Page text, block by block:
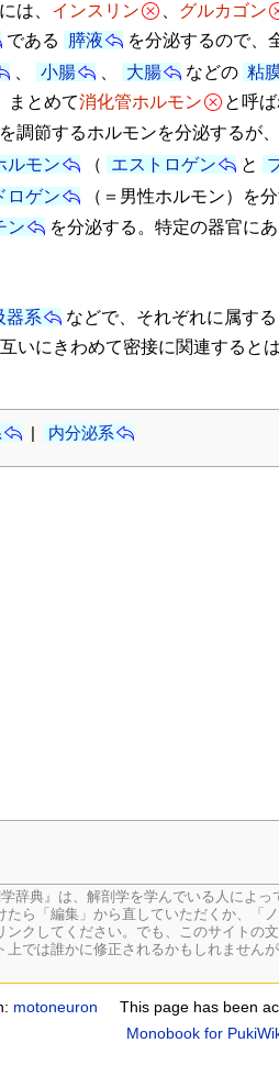
は、 インスリン グルカゴン
である 膵液 を分泌するので、
小腸 大腸 などの 粘
まとめて消化管ホルモン
と呼
調節するホルモンを分泌するが
ルモン （ エストロゲン と
ロゲン （＝男性ホルモン）を分
ン を分泌する。特定の器官に
器系 などで、それぞれに属する
いにきわめて密接に関連すると
| 内分泌系
辞典』は、解剖学を学んでいる人によ
たら「編集」から直していただくか、「
クしてください。でも、このサイトの
では誰かに修正されるかもしれません
motoneuron This page has been
Monobook for